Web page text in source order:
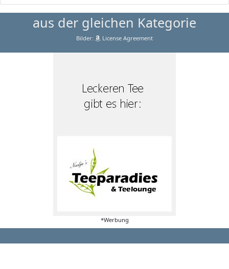
aus der gleichen Kategorie
Bilder: License Agreement
*Werbung